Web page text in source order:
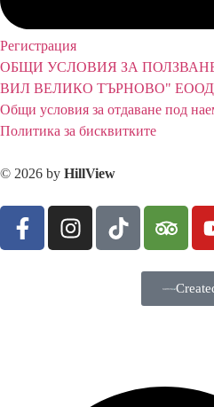
Регистрация
ОБЩИ УСЛОВИЯ ЗА
ВИЛ ВЕЛИКО ТЪРНОВО" ЕООД
Общи условия за отдаване под
Политика за бисквитките
© 2026 by HillView